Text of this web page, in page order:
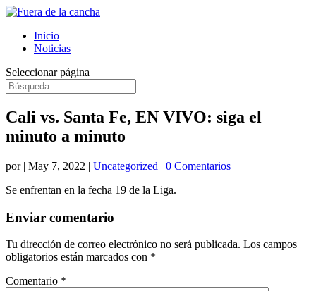
Inicio
Noticias
Seleccionar página
Cali vs. Santa Fe, EN VIVO: siga el
minuto a minuto
por | May 7, 2022 | Uncategorized | 0 Comentarios
Se enfrentan en la fecha 19 de la Liga.
Enviar comentario
Tu dirección de correo electrónico no será publicada. Los campos
obligatorios están marcados con *
Comentario *